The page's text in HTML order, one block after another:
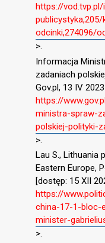
https://
odcinki,274096/
>.
Informacja
zadaniach
Gov.pl, 13 IV
https://
ministra-spraw-
polskiej-polityki-
>.
Lau S., Lithuania
Eastern Europe,
[dostęp: 15 XII
https://
china-17-1-bloc-
minister-
>.